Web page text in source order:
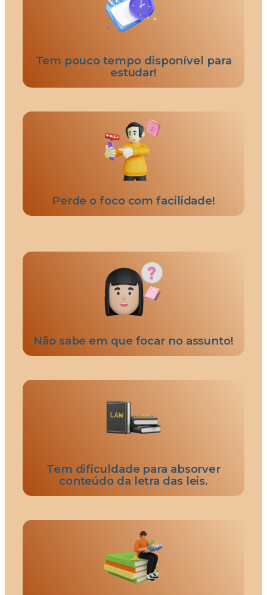
Tem pouco tempo disponível para
estudar!
Perde o foco com facilidade!
Não sabe em que focar no assunto!
Tem dificuldade para absorver
conteúdo da letra das leis.